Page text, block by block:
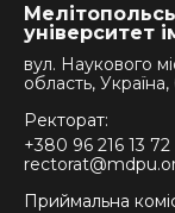
університет
вул. Наукового
область,
Ректорат:
+380 96 216 13 72
Приймальна